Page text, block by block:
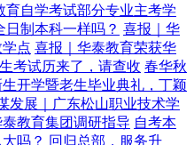
育自学考试部分专业主考学
日制本科一样吗？ 喜报｜华
点 喜报｜华泰教育荣获华
考试历来了，请查收 春华秋
开学暨老生毕业典礼，丁颖
发展｜广东松山职业技术学
教育集团调研指导 自考本
吗？ 回归总部，服务升